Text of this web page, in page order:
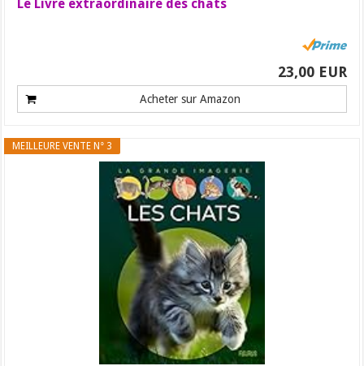
Le Livre extraordinaire des chats
23,00 EUR
Acheter sur Amazon
MEILLEURE VENTE N° 3